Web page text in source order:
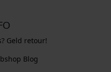
Geld retour!
Blog